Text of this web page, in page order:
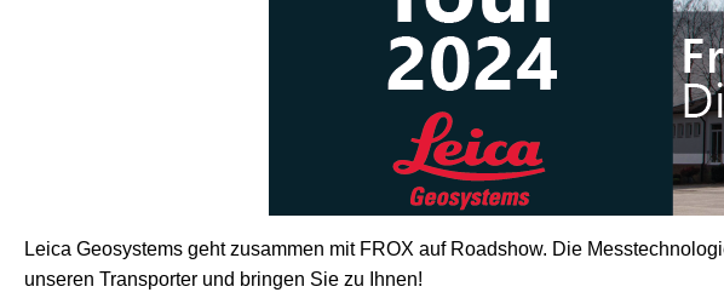
Leica Geosystems gehtzusammen mit FROX auf Roadshow. Die
unseren Transporter und bringen Sie zu Ihnen!